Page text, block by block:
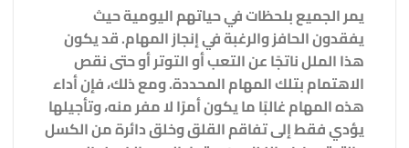
يمر الجميع بلحظات في حياتهم اليومية حيث
يفقدون الحافز والرغبة في إنجاز المهام. قد يكون
هذا الملل ناتجًا عن التعب أو التوتر أو حتى نقص
الاهتمام بتلك المهام المحددة. ومع ذلك، فإن أداء
هذه المهام غالبًا ما يكون أمرًا لا مفر منه، وتأجيلها
يؤدي فقط إلى تفاقم القلق وخلق دائرة من الكسل